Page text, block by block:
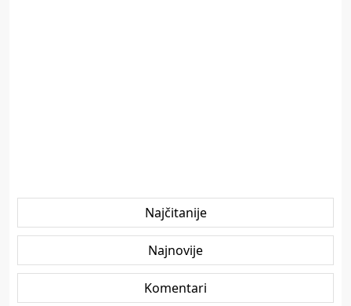
Najčitanije
Najnovije
Komentari